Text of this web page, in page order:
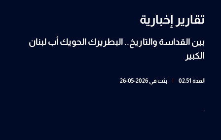
تقارير إخبارية
بين القداسة والتاريخ.. البطريرك الحويك أب لبنان
الكبير
المدة 02:51 بثت في 2026-05-26
.